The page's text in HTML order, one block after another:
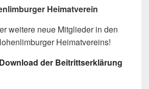
Heimatverein
weitere neue Mitglieder in den
Heimatvereins!
Download der Beitrittserklärung